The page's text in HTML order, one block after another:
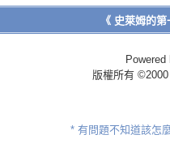
《 史萊姆的
版權所有
* 有問題不知道該怎